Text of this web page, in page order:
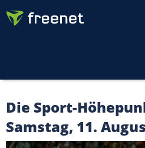
Die Sport-
Samstag, 11.